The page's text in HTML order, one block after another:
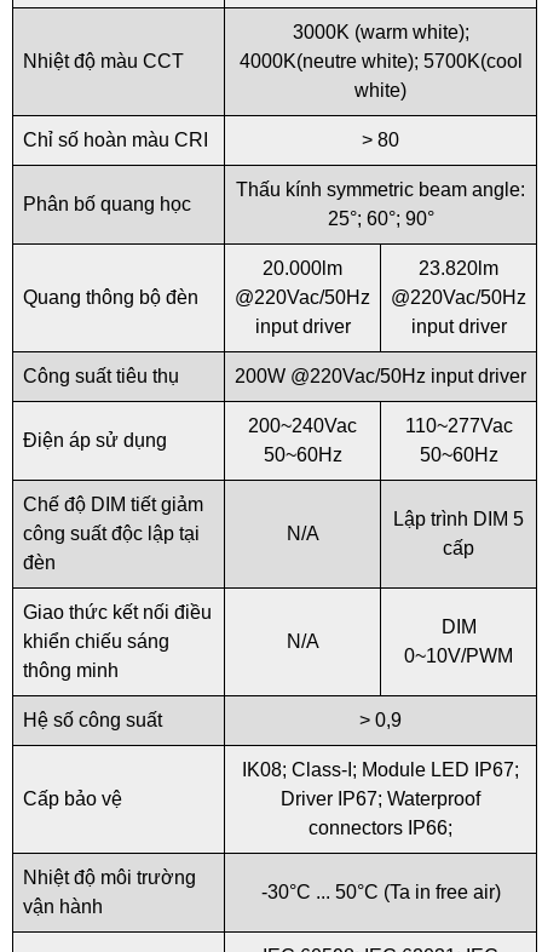
Nhiệt độ màu CCT
3000K (warm white);
4000K(neutre white); 5700K(cool
white)
Chỉ số hoàn màu CRI > 80
Phân bố quang học
Thấu kính symmetric beam angle:
25°; 60°; 90°
Quang thông bộ đèn
20.000lm
@220Vac/50Hz
input driver
23.820lm
@220Vac/50Hz
input driver
Công suất tiêu thụ 200W @220Vac/50Hz input driver
Điện áp sử dụng
200~240Vac
50~60Hz
110~277Vac
50~60Hz
Chế độ DIM tiết giảm
công suất độc lập tại
đèn
N/A
Lập trình DIM 5
cấp
Giao thức kết nối điều
khiển chiếu sáng
thông minh
N/A
DIM
0~10V/PWM
Hệ số công suất > 0,9
Cấp bảo vệ
IK08; Class-I; Module LED IP67;
Driver IP67; Waterproof
connectors IP66;
Nhiệt độ môi trường
vận hành
-30°C ... 50°C (Ta in free air)